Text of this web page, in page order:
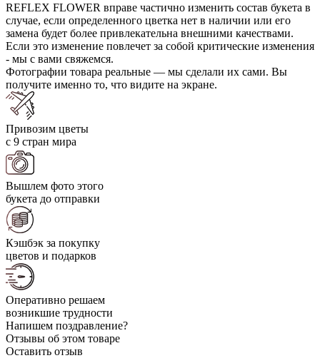
REFLEX FLOWER вправе частично изменить состав букета в
случае, если определенного цветка нет в наличии или его
замена будет более привлекательна внешними качествами.
Если это изменение повлечет за собой критические изменения
- мы с вами свяжемся.
Фотографии товара реальные — мы сделали их сами. Вы
получите именно то, что видите на экране.
Привозим цветы
с 9 стран мира
Вышлем фото этого
букета до отправки
Кэшбэк за покупку
цветов и подарков
Оперативно решаем
возникшие трудности
Напишем поздравление?
Отзывы об этом товаре
Оставить отзыв